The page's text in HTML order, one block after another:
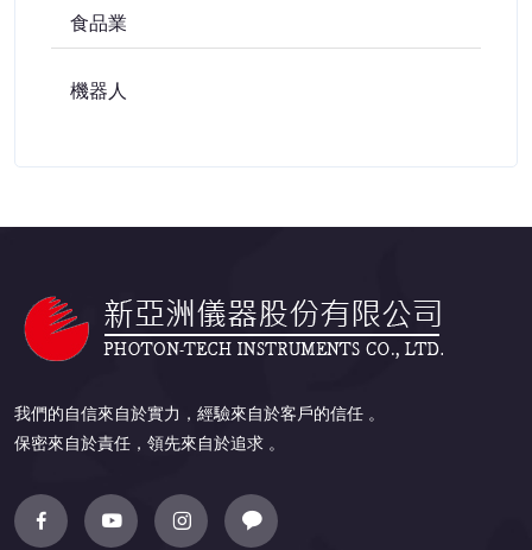
食品業
機器人
我們的自信來自於實力，經驗來自於客戶的信任 。
保密來自於責任，領先來自於追求 。